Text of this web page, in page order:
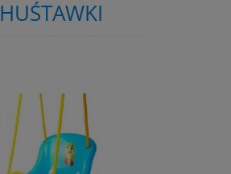
HUŚTAWKI